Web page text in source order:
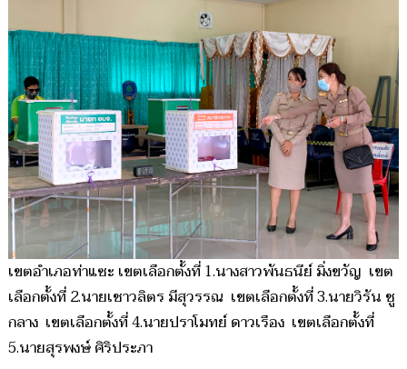
เขตอำเภอท่าแซะ เขตเลือกตั้งที่ 1.นางสาวพันธนีย์ มิ่งขวัญ เขต
เลือกตั้งที่ 2.นายเชาวลิตร มีสุวรรณ เขตเลือกตั้งที่ 3.นายวิรัน ชู
กลาง เขตเลือกตั้งที่ 4.นายปราโมทย์ ดาวเรือง เขตเลือกตั้งที่
5.นายสุรพงษ์ ศิริประภา